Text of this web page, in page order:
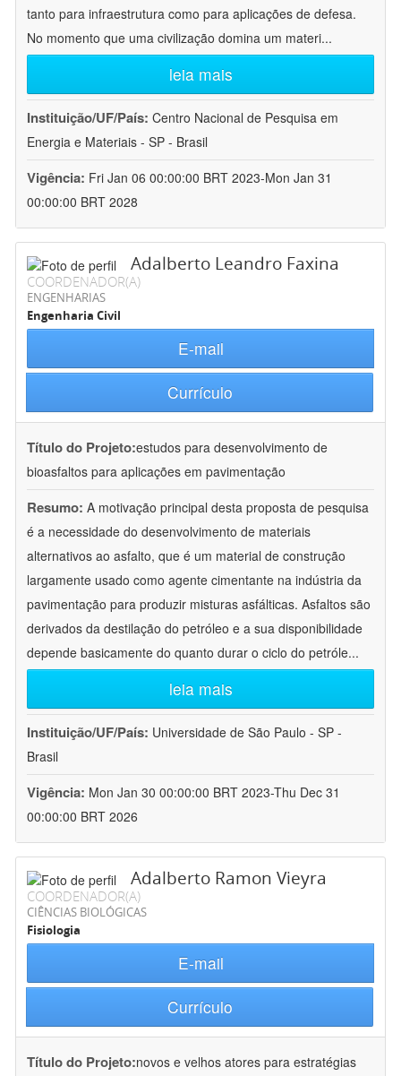
tanto para infraestrutura como para aplicações de defesa.
No momento que uma civilização domina um materi...
leia mais
Instituição/UF/País: Centro Nacional de Pesquisa em
Energia e Materiais - SP - Brasil
Vigência: Fri Jan 06 00:00:00 BRT 2023-Mon Jan 31
00:00:00 BRT 2028
Adalberto Leandro Faxina
COORDENADOR(A)
ENGENHARIAS
Engenharia Civil
E-mail
Currículo
Título do Projeto:estudos para desenvolvimento de
bioasfaltos para aplicações em pavimentação
Resumo: A motivação principal desta proposta de pesquisa
é a necessidade do desenvolvimento de materiais
alternativos ao asfalto, que é um material de construção
largamente usado como agente cimentante na indústria da
pavimentação para produzir misturas asfálticas. Asfaltos são
derivados da destilação do petróleo e a sua disponibilidade
depende basicamente do quanto durar o ciclo do petróle...
leia mais
Instituição/UF/País: Universidade de São Paulo - SP -
Brasil
Vigência: Mon Jan 30 00:00:00 BRT 2023-Thu Dec 31
00:00:00 BRT 2026
Adalberto Ramon Vieyra
COORDENADOR(A)
CIÊNCIAS BIOLÓGICAS
Fisiologia
E-mail
Currículo
Título do Projeto:novos e velhos atores para estratégias